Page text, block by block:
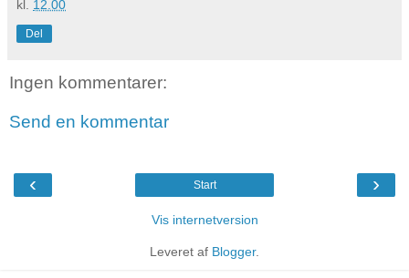
kl. 12.00
Del
Ingen kommentarer:
Send en kommentar
‹ ›
Start
Vis internetversion
Leveret af Blogger.